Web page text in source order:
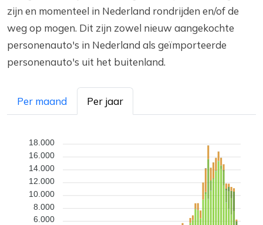
zijn en momenteel in Nederland rondrijden en/of de
weg op mogen. Dit zijn zowel nieuw aangekochte
personenauto's in Nederland als geïmporteerde
personenauto's uit het buitenland.
Per maand Per jaar
18.000
16.000
14.000
12.000
10.000
8.000
6.000